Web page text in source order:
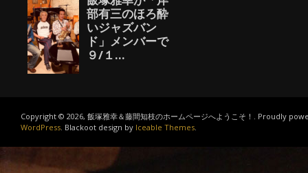
Copyright © 2026, 飯塚雅幸＆藤間知枝のホームページへようこそ！. Proudly
WordPress. Blackoot design by Iceable Themes.